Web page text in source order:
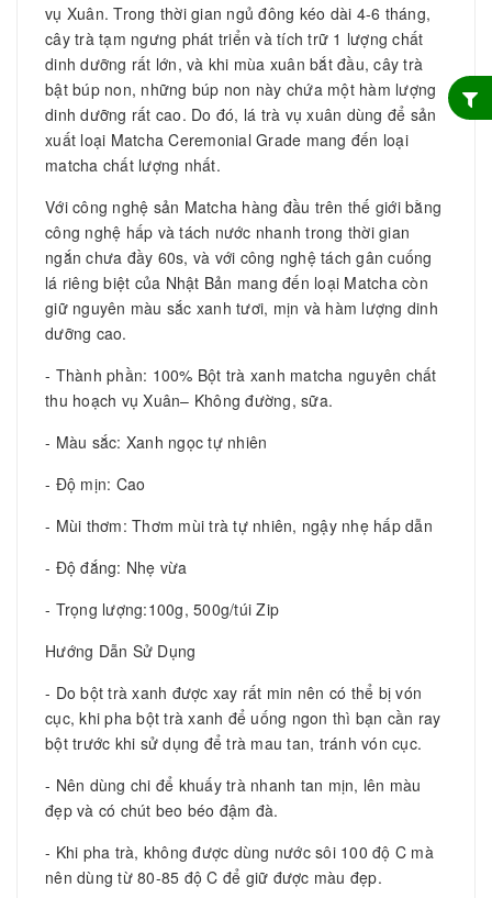
vụ Xuân. Trong thời gian ngủ đông kéo dài 4-6 tháng,
cây trà tạm ngưng phát triển và tích trữ 1 lượng chất
dinh dưỡng rất lớn, và khi mùa xuân bắt đầu, cây trà
bật búp non, những búp non này chứa một hàm lượng
dinh dưỡng rất cao. Do đó, lá trà vụ xuân dùng để sản
xuất loại Matcha Ceremonial Grade mang đến loại
matcha chất lượng nhất.
Với công nghệ sản Matcha hàng đầu trên thế giới bằng
công nghệ hấp và tách nước nhanh trong thời gian
ngắn chưa đầy 60s, và với công nghệ tách gân cuống
lá riêng biệt của Nhật Bản mang đến loại Matcha còn
giữ nguyên màu sắc xanh tươi, mịn và hàm lượng dinh
dưỡng cao.
- Thành phần: 100% Bột trà xanh matcha nguyên chất
thu hoạch vụ Xuân– Không đường, sữa.
- Màu sắc: Xanh ngọc tự nhiên
- Độ mịn: Cao
- Mùi thơm: Thơm mùi trà tự nhiên, ngậy nhẹ hấp dẫn
- Độ đắng: Nhẹ vừa
- Trọng lượng:100g, 500g/túi Zip
Hướng Dẫn Sử Dụng
- Do bột trà xanh được xay rất min nên có thể bị vón
cục, khi pha bột trà xanh để uống ngon thì bạn cần ray
bột trước khi sử dụng để trà mau tan, tránh vón cục.
- Nên dùng chi để khuấy trà nhanh tan mịn, lên màu
đẹp và có chút beo béo đậm đà.
- Khi pha trà, không được dùng nước sôi 100 độ C mà
nên dùng từ 80-85 độ C để giữ được màu đẹp.